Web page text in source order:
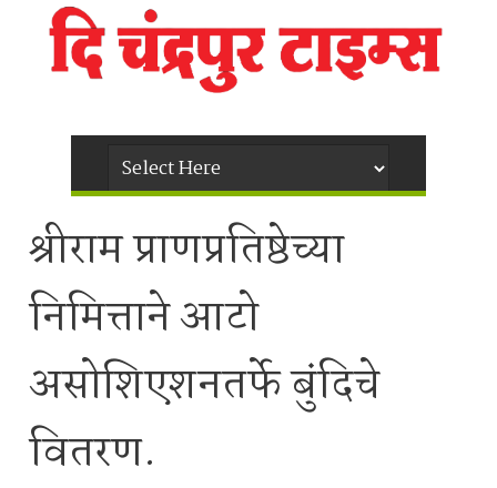
श्रीराम प्राणप्रतिष्ठेच्या
निमित्ताने आटो
असोशिएशनतर्फे बुंदिचे
वितरण.